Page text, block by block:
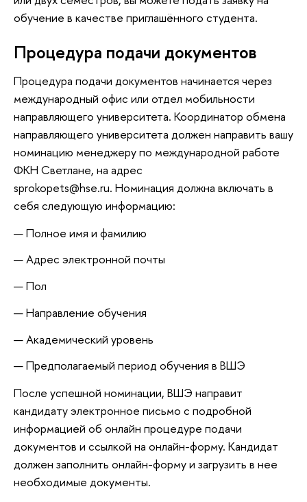
обучение в качестве приглашённого студента.
Процедура подачи документов
Процедура подачи документов начинается через
международный офис или отдел мобильности
направляющего университета. Координатор обмена
направляющего университета должен направить вашу
номинацию менеджеру по международной работе
ФКН Светлане, на адрес
sprokopets@hse.ru. Номинация должна включать в
себя следующую информацию:
Полное имя и фамилию
Адрес электронной почты
Пол
Направление обучения
Академический уровень
Предполагаемый период обучения в ВШЭ
После успешной номинации, ВШЭ направит
кандидату электронное письмо с подробной
информацией об онлайн процедуре подачи
документов и ссылкой на онлайн-форму. Кандидат
должен заполнить онлайн-форму и загрузить в нее
необходимые документы.